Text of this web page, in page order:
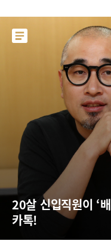
20살 신입직원이 ‘
카톡!